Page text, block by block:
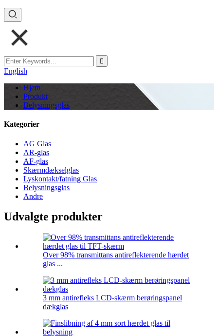
English
Hjem
Produkt
Belysningsglas
Kategorier
AG Glas
AR-glas
AF-glas
Skærmdækselglas
Lyskontakt/fatning Glas
Belysningsglas
Andre
Udvalgte produkter
Over 98% transmittans antireflekterende hærdet
glas ...
3 mm antirefleks LCD-skærm berøringspanel
dækglas